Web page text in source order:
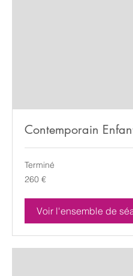
Contemporain
Terminé
260
euros
260 €
Voir l'ensemble de